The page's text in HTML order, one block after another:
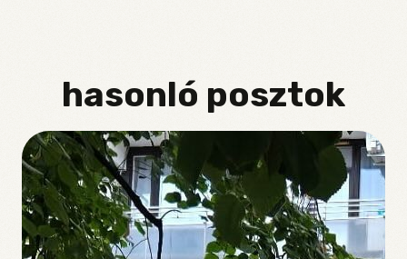
hasonló posztok